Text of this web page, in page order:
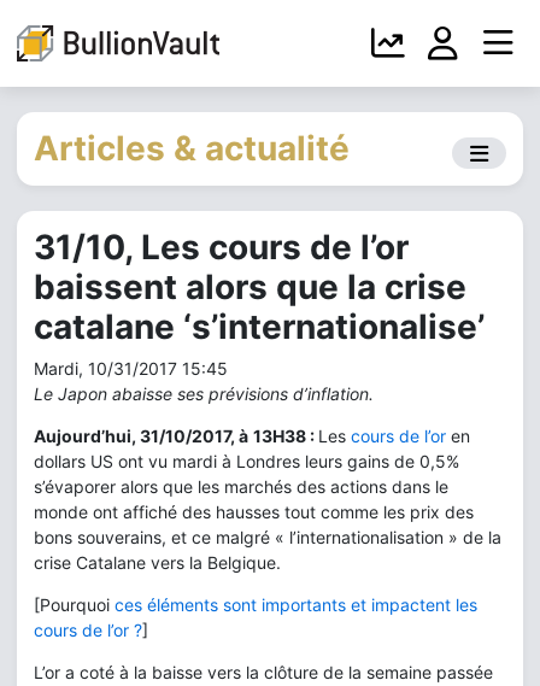
Articles & actualité
31/10, Les cours de l’or
baissent alors que la crise
catalane ‘s’internationalise’
Mardi, 10/31/2017 15:45
Le Japon abaisse ses prévisions d’inflation.
Aujourd’hui, 31/10/2017, à 13H38 : Les cours de l’or en
dollars US ont vu mardi à Londres leurs gains de 0,5%
s’évaporer alors que les marchés des actions dans le
monde ont affiché des hausses tout comme les prix des
bons souverains, et ce malgré « l’internationalisation » de la
crise Catalane vers la Belgique.
[Pourquoi ces éléments sont importants et impactent les
cours de l’or ?]
L’or a coté à la baisse vers la clôture de la semaine passée